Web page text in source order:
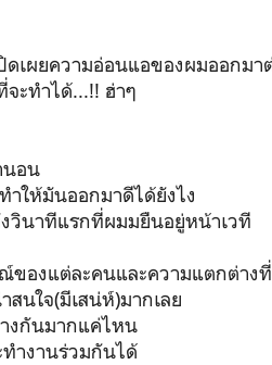
ดเผยความอ่อนแอของผมออกมา
จะทำได้...!! ฮ่าๆ
นอน
ำให้มันออกมาดีได้ยังไง
วินาทีแรกที่ผมมยืนอยู่หน้าเวที
องแต่ละคนและความแตกต่าง
นใจ(มีเสน่ห์)มากเลย
งกันมากแค่ไหน
ำงานร่วมกันได้